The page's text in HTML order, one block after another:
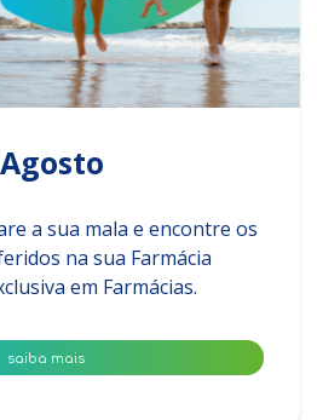
a sua mala e encontre os
na sua Farmácia
em Farmácias.
saiba mais